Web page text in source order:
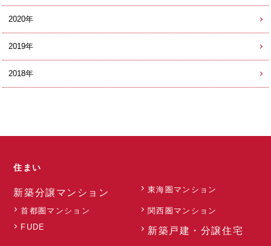
2020年
2019年
2018年
住まい
新築分譲マンション 東海圏マンション
首都圏マンション
関西圏マンション
FUDE
新築戸建・分譲住宅